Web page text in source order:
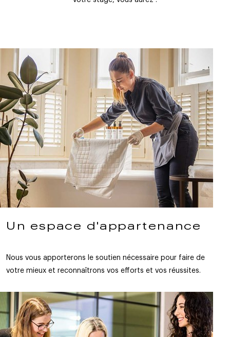
Un espace d'appartenance
Nous vous apporterons le soutien nécessaire pour faire de
votre mieux et reconnaîtrons vos efforts et vos réussites.